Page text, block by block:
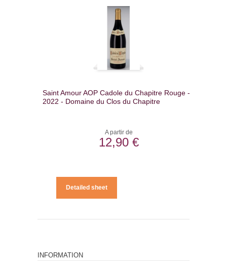
Saint Amour AOP Cadole du Chapitre Rouge -
2022 - Domaine du Clos du Chapitre
A partir de
12,90 €
Detailed sheet
INFORMATION